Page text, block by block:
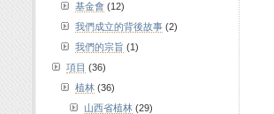
基金會 (12)
我們成立的背後故事 (2)
我們的宗旨 (1)
項目 (36)
植林 (36)
山西省植林 (29)